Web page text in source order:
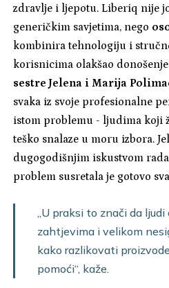
zdravlje i ljepotu. Liberiq nije
generičkim savjetima, nego
kombinira tehnologiju i
korisnicima olakšao
sestre Jelena i Marija
svaka iz svoje profesionalne
istom problemu - ljudima koji
teško snalaze u moru izbora.
dugogodišnjim iskustvom
problem susretala je gotovo
„U praksi to znači da
zahtjevima i velikom
kako razlikovati
pomoći“, kaže.